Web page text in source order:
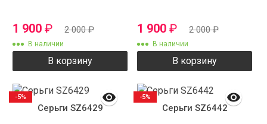
1 900 ₽ 2 000₽
В наличии
В корзину
1 900 ₽ 2 000₽
В наличии
В корзину
Серьги SZ6429
-5%
Серьги SZ6442
-5%